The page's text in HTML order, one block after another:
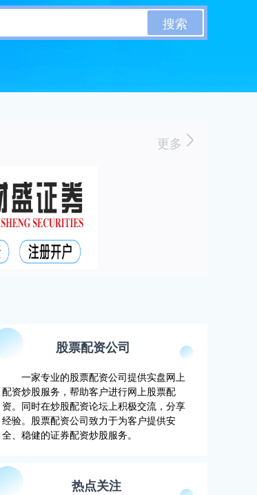
搜索
更多
股票配资公司
一家专业的股票配资公司提供实盘网上
配资炒股服务，帮助客户进行网上股票配
资。同时在炒股配资论坛上积极交流，分享
经验。股票配资公司致力于为客户提供安
全、稳健的证券配资炒股服务。
热点关注